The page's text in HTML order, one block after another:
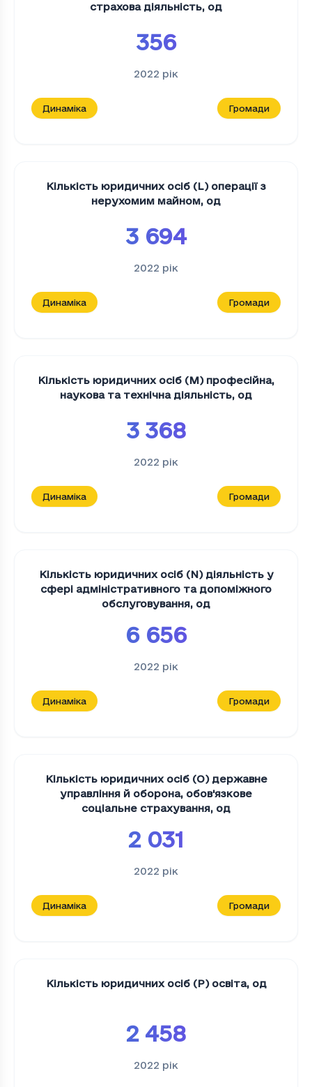
страхова діяльність, од
356
2022 рік
Динаміка Громади
Кількість юридичних осіб (L) операції з
нерухомим майном, од
3 694
2022 рік
Динаміка Громади
Кількість юридичних осіб (M) професійна,
наукова та технічна діяльність, од
3 368
2022 рік
Динаміка Громади
Кількість юридичних осіб (N) діяльність у
сфері адміністративного та допоміжного
обслуговування, од
6 656
2022 рік
Динаміка Громади
Кількість юридичних осіб (O) державне
управління й оборона, обов'язкове
соціальне страхування, од
2 031
2022 рік
Динаміка Громади
Кількість юридичних осіб (P) освіта, од
2 458
2022 рік